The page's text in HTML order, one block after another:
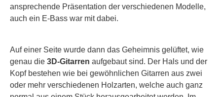
ansprechende Präsentation der verschiedenen Modelle,
auch ein E-Bass war mit dabei.
Auf einer Seite wurde dann das Geheimnis gelüftet, wie
genau die 3D-Gitarren aufgebaut sind. Der Hals und der
Kopf bestehen wie bei gewöhnlichen Gitarren aus zwei
oder mehr verschiedenen Holzarten, welche auch ganz